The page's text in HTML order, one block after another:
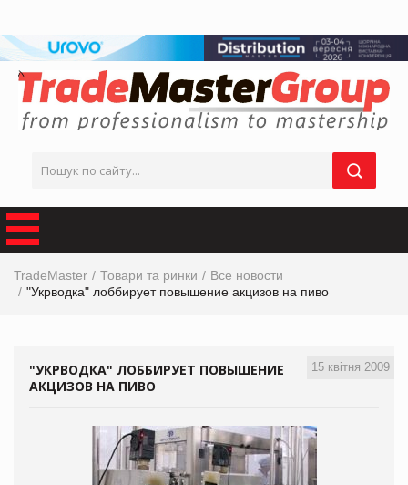
TradeMaster Товари та ринки
Все новости
"Укрводка" лоббирует повышение акцизов на пиво
15 квітня 2009
"УКРВОДКА" ЛОББИРУЕТ ПОВЫШЕНИЕ
АКЦИЗОВ НА ПИВО